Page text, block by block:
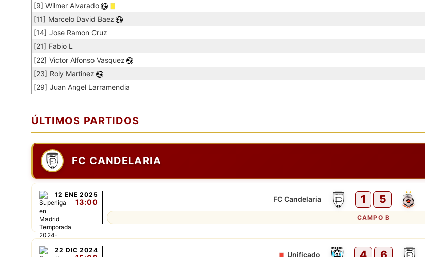
[9] Wilmer Alvarado
[11] Marcelo David Baez
[14] Jose Ramon Cruz
[21] Fabio L
[22] Victor Alfonso Vasquez
[23] Roly Martinez
[29] Juan Angel Larramendia
ÚLTIMOS PARTIDOS
FC CANDELARIA
12 ENE 2025
13:00 FC Candelaria 1 5
CAMPO B
22 DIC 2024
Unificado